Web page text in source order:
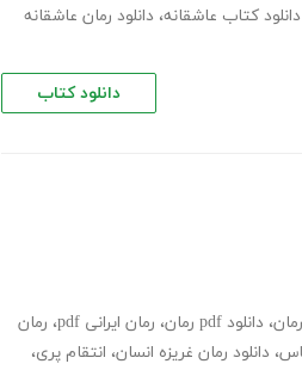
دانلود کتاب عاشقانه، دانلود رمان عاشقانه
دانلود کتاب
، دانلود pdf رمان ، رمان ایرانی pdf ، رمان
، دانلود رمان غریزه انسان، انتقام پری،